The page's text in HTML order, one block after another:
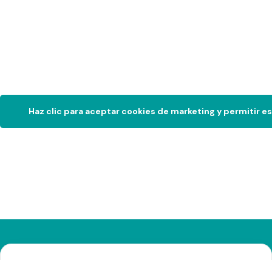
Haz clic para aceptar cookies de marketing y permitir